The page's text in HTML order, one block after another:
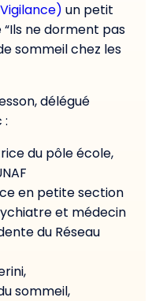
un petit
ne dorment pas
sommeil chez les
délégué
:
du pôle école,
en petite section
et médecin
du Réseau
sommeil,